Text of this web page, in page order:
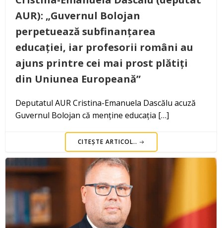
AUR): „Guvernul Bolojan
perpetuează subfinanțarea
educației, iar profesorii români au
ajuns printre cei mai prost plătiți
din Uniunea Europeană”
Deputatul AUR Cristina-Emanuela Dascălu acuză
Guvernul Bolojan că menține educația […]
CITEȘTE ARTICOL..